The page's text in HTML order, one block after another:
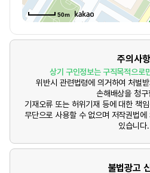
50m
주의사항
상기 구인정보는 구직목적으로
위반시 관련법령에 의거하여 처벌
손해배상을 청구
기재오류 또는 허위기재 등에 대한 책
무단으로 사용할 수 없으며 저작권법
있습니다.
불법광고